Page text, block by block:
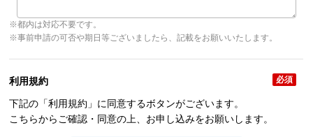
※都内は対応不要です。
※事前申請の可否や期日等ございましたら、記載をお願いいたします。
利用規約 必須
下記の「利用規約」に同意するボタンがございます。
こちらからご確認・同意の上、お申し込みをお願いします。